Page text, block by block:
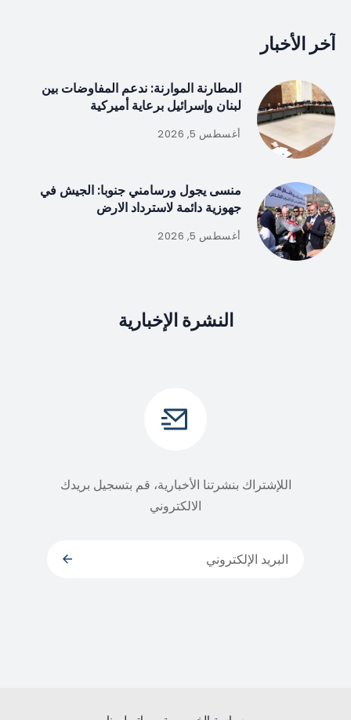
آخر الأخبار
المطارنة الموارنة: ندعم المفاوضات بين
لبنان وإسرائيل برعاية أميركية
أغسطس 5, 2026
منسى يجول ورسامني جنوبا: الجيش في
جهوزية دائمة لاسترداد الارض
أغسطس 5, 2026
النشرة الإخبارية
اللإشتراك بنشرتنا الأخبارية، قم بتسجيل بريدك
الالكتروني